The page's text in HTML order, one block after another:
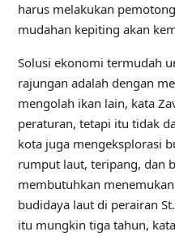
harus melakukan
mudahan kepiting akan
Solusi ekonomi termudah
rajungan adalah dengan
mengolah ikan lain, kata
peraturan, tetapi itu tidak
kota juga mengeksplorasi
rumput laut, teripang, dan
membutuhkan
budidaya laut di perairan
itu mungkin tiga tahun,